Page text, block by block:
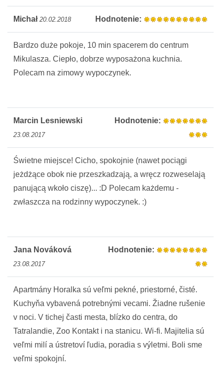
Michał 20.02.2018 Hodnotenie:
Bardzo duże pokoje, 10 min spacerem do centrum
Mikulasza. Ciepło, dobrze wyposażona kuchnia.
Polecam na zimowy wypoczynek.
Marcin Lesniewski
23.08.2017
Hodnotenie:
Świetne miejsce! Cicho, spokojnie (nawet pociągi
jeżdżące obok nie przeszkadzają, a wręcz rozweselają
panującą wkoło ciszę)... :D Polecam każdemu -
zwłaszcza na rodzinny wypoczynek. :)
Jana Nováková
23.08.2017
Hodnotenie:
Apartmány Horalka sú veľmi pekné, priestorné, čisté.
Kuchyňa vybavená potrebnými vecami. Žiadne rušenie
v noci. V tichej časti mesta, blízko do centra, do
Tatralandie, Zoo Kontakt i na stanicu. Wi-fi. Majitelia sú
veľmi milí a ústretoví ľudia, poradia s výletmi. Boli sme
veľmi spokojní.